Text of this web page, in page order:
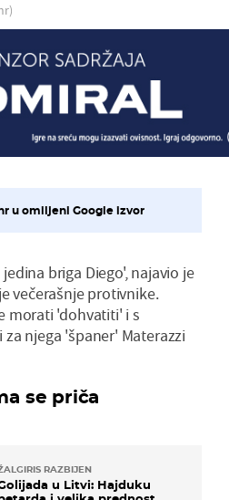
u omiljeni Google izvor
briga Diego', najavio je
večerašnje protivnike.
morati 'dohvatiti' i s
njega 'španer' Materazzi
se priča
RAZBIJEN
u Litvi: Hajduku